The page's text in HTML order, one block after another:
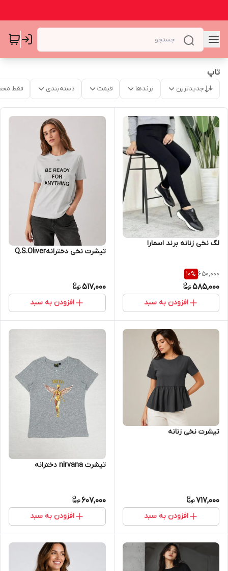
تاپ
جدیدترین برندها قیمت دسته‌بندی فقط
لگ نخی زنانه برند اسمارا
650,000
10%
585,000
افزودن به سبد
تیشرت نخی دخترانهQ.S.Oliver
517,000
افزودن به سبد
تیشرت نخی زنانه
717,000
افزودن به سبد
تیشرت nirvana دخترانه
607,000
افزودن به سبد